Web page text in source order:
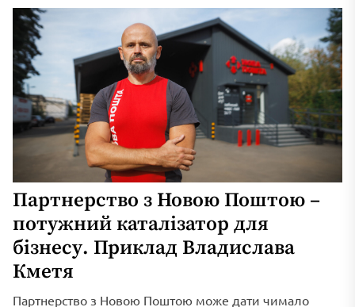
привласнювати.
Партнерство з Новою Поштою –
потужний каталізатор для
бізнесу. Приклад Владислава
Кметя
Партнерство з Новою Поштою може дати чимало